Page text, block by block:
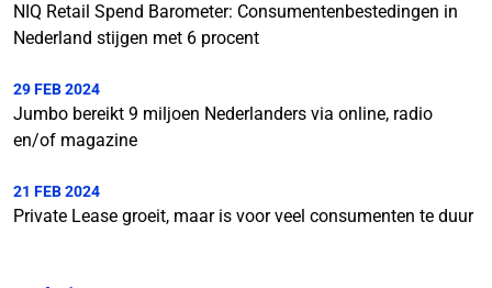
NIQ Retail Spend Barometer: Consumentenbestedingen in
Nederland stijgen met 6 procent
29 FEB 2024
Jumbo bereikt 9 miljoen Nederlanders via online, radio
en/of magazine
21 FEB 2024
Private Lease groeit, maar is voor veel consumenten te duur